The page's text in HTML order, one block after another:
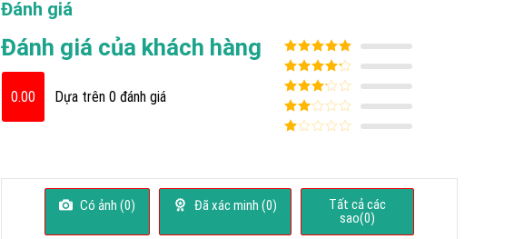
Đánh giá
Đánh giá của khách hàng
0.00 Dựa trên 0 đánh giá
Được xếp
hạng
5
5
sao
Được xếp
hạng
4
5
sao
Được
xếp
hạng3
Được
sao
1
Có ảnh (0) Đã xác minh (0)
Tất cả các
sao(0)